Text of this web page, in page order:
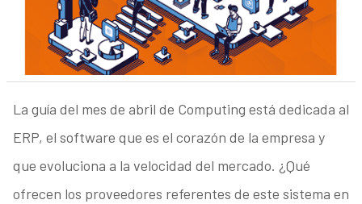
La guía del mes de abril de Computing está dedicada al
ERP, el software que es el corazón de la empresa y
que evoluciona a la velocidad del mercado. ¿Qué
ofrecen los proveedores referentes de este sistema en